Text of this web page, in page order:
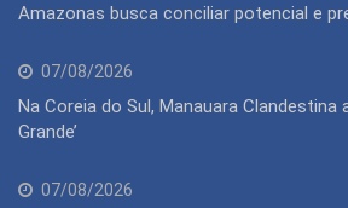
Amazonas busca conciliar potencial e
07/08/2026
Na Coreia do Sul, Manauara Clandestina
Grande’
07/08/2026